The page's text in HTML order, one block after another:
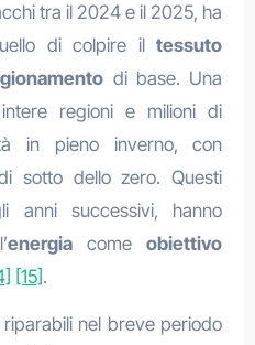
tra il 2024 e il 2025, ha
di colpire iltessuto
di base. Una
regioni e milioni di
in pieno inverno, con
sotto dello zero. Questi
anni successivi, hanno
energia comeobiettivo
[15] .
nel breve periodo